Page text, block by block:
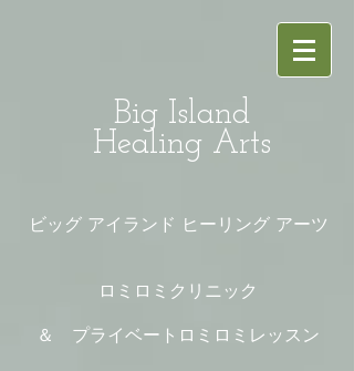
Big Island
Healing Arts
ビッグ アイランド ヒーリング アーツ
ロミロミクリニック
＆ プライベートロミロミレッスン